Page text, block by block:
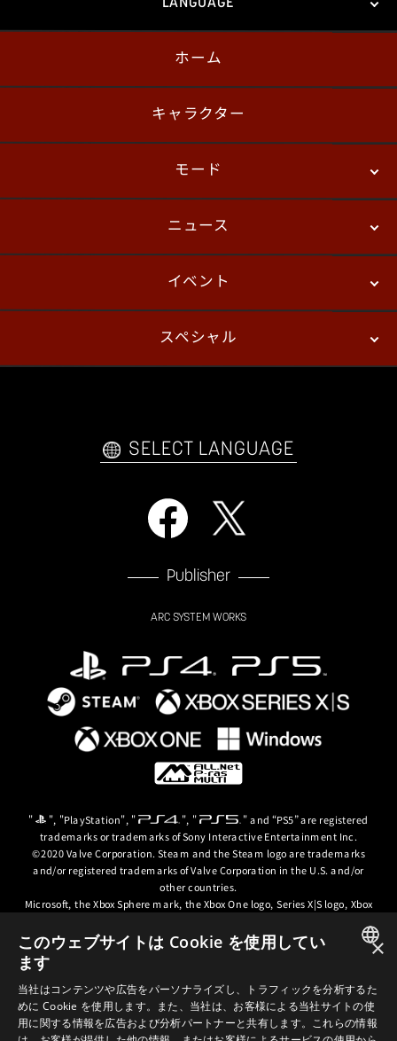
LANGUAGE
English
ホーム
キャラクター
モード
バトル
ニュース
パッチノート
イベント
プレイヤーズ
スペシャル
自己紹介カードメーカー アーケード
SELECT LANGUAGE
Publisher
ARC SYSTEM WORKS
" ", "PlayStation", " ", " " and “PS5” are registered
trademarks or trademarks of Sony Interactive Entertainment Inc.
©2020 Valve Corporation. Steam and the Steam logo are trademarks
and/or registered trademarks of Valve Corporation in the U.S. and/or
other countries.
Microsoft, the Xbox Sphere mark, the Xbox One logo, Series X|S logo, Xbox
trademarks of the Microsoft group of companies.
© ARC SYSTEM WORKS / © 2024 CD PROJEKT S.A. All rights reserved. CD
PROJEKT, the CD PROJEKT logo, Cyberpunk, Cyberpunk 2077, the
Cyberpunk 2077 logo and Cyberpunk: Edgerunners are trademarks and/or
registered trademarks of CD PROJEKT S.A. in the US and/or other
ENGLISH
×
このウェブサイトは Cookie を使用してい
ます
当社はコンテンツや広告をパーソナライズし、トラフィックを分析するた
めに Cookie を使用します。また、当社は、お客様による当社サイトの使
用に関する情報を広告および分析パートナーと共有します。これらの情報